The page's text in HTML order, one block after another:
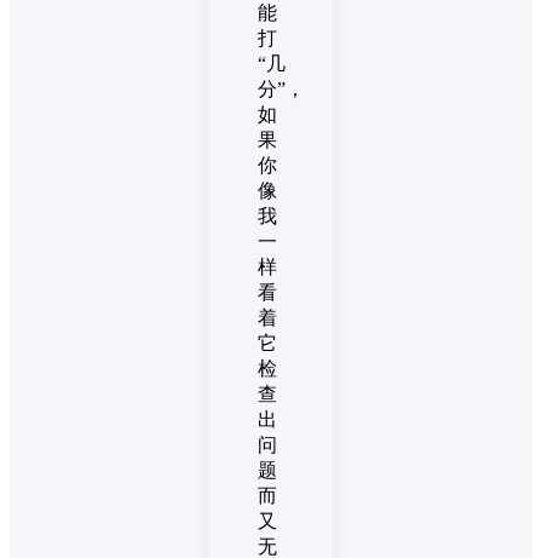
能
打
“几
分”，
如
果
你
像
我
一
样
看
着
它
检
查
出
问
题
而
又
无